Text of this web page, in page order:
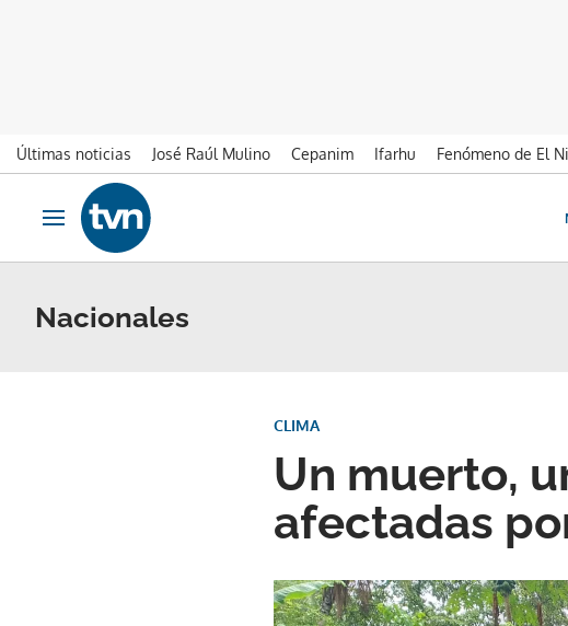
Últimas noticias José Raúl Mulino Cepanim Ifarhu Fenómeno de El
Ir al contenido
Obrir navegació
Nacionales
Un muerto,
afectadas
CLIMA